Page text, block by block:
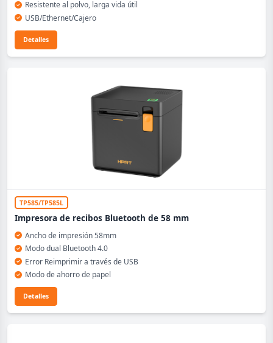
Resistente al polvo, larga vida útil
USB/Ethernet/Cajero
Detalles
TP585/TP585L
Impresora de recibos Bluetooth de 58 mm
Ancho de impresión 58mm
Modo dual Bluetooth 4.0
Error Reimprimir a través de USB
Modo de ahorro de papel
Detalles